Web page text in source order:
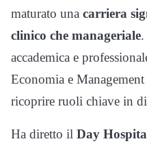
maturato una carriera
clinico che manageriale
accademica e
Economia e
ricoprire ruoli chiave in
Ha diretto il Day